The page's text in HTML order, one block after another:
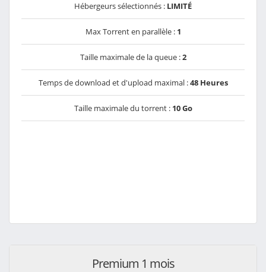
Hébergeurs sélectionnés : LIMITÉ
Max Torrent en parallèle : 1
Taille maximale de la queue :2
Temps de download et d'upload maximal :48 Heures
Taille maximale du torrent : 10 Go
Premium 1 mois